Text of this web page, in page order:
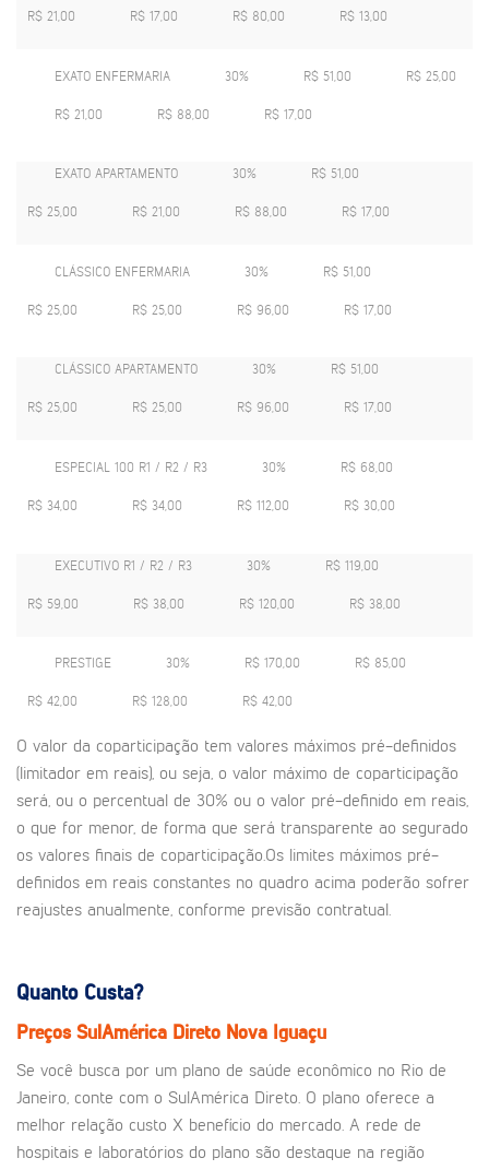
R$ 21,00 R$ 17,00 R$ 80,00 R$ 13,00
EXATO ENFERMARIA 30% R$ 51,00 R$ 25,00
R$ 21,00 R$ 88,00 R$ 17,00
EXATO APARTAMENTO 30% R$ 51,00
R$ 25,00 R$ 21,00 R$ 88,00 R$ 17,00
CLÁSSICO ENFERMARIA 30% R$ 51,00
R$ 25,00 R$ 25,00 R$ 96,00 R$ 17,00
CLÁSSICO APARTAMENTO 30% R$ 51,00
R$ 25,00 R$ 25,00 R$ 96,00 R$ 17,00
ESPECIAL 100 R1 / R2 / R3 30% R$ 68,00
R$ 34,00 R$ 34,00 R$ 112,00 R$ 30,00
EXECUTIVO R1 / R2 / R3 30% R$ 119,00
R$ 59,00 R$ 38,00 R$ 120,00 R$ 38,00
PRESTIGE 30% R$ 170,00 R$ 85,00
R$ 42,00 R$ 128,00 R$ 42,00
O valor da coparticipação tem valores máximos pré-definidos
(limitador em reais), ou seja, o valor máximo de coparticipação
será, ou o percentual de 30% ou o valor pré-definido em reais,
o que for menor, de forma que será transparente ao segurado
os valores finais de coparticipação.Os limites máximos pré-
definidos em reais constantes no quadro acima poderão sofrer
reajustes anualmente, conforme previsão contratual.
Quanto Custa?
Preços SulAmérica Direto Nova Iguaçu
Se você busca por um plano de saúde econômico no Rio de
Janeiro, conte com o SulAmérica Direto. O plano oferece a
melhor relação custo X benefício do mercado. A rede de
hospitais e laboratórios do plano são destaque na região